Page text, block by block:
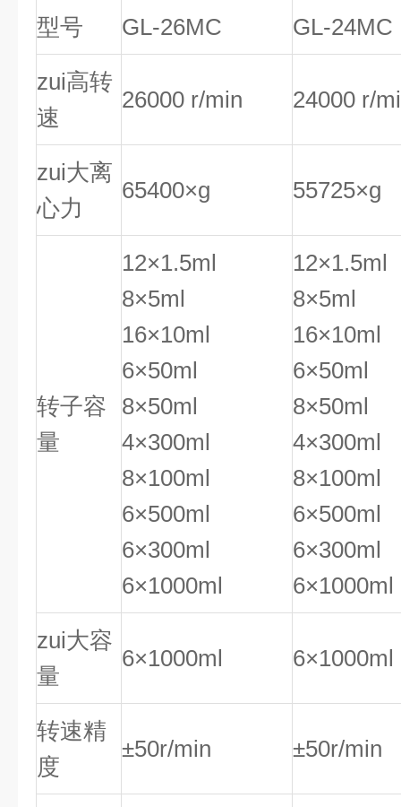
型号 GL-26MC GL-24MC
zui高转
速
26000 r/min 24000 r/
zui大离
心力
65400×g 55725×g
转子容
量
12×1.5ml
8×5ml
16×10ml
6×50ml
8×50ml
4×300ml
8×100ml
6×500ml
6×300ml
6×1000ml
12×1.5ml
8×5ml
16×10ml
6×50ml
8×50ml
4×300ml
8×100ml
6×500ml
6×300ml
6×1000ml
zui大容
量
6×1000ml 6×1000ml
转速精
度
±50r/min ±50r/min